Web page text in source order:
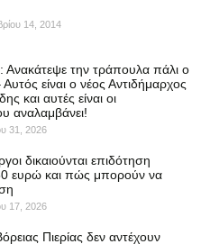
14, 2014
την τράπουλα πάλι ο
είναι ο νέος Αντιδήμαρχος
και αυτές είναι οι
αναλαμβάνει!
31, 2026
δικαιούνται επιδότηση
ευρώ και πώς μπορούν να
17, 2026
Πιερίας δεν αντέχουν